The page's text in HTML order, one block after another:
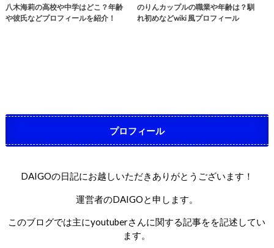
八木海莉の高校や中学はどこ？年齢
や彼氏などプロフィールを紹介！
のりんカップルの職業や年齢は？馴
れ初めなどwiki 風プロフィール
プロフィール
DAIGOの日記にお越しいただきありがとうございます！
運営者のDAIGOと申します。
このブログでは主にyoutuberさんに関する記事をを記述してい
ます。